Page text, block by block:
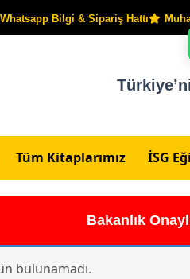
Whatsapp Bilgi & Sipariş Hattı
Tüm Kitaplarımız İSG
Bakanlık
bulunamadı.